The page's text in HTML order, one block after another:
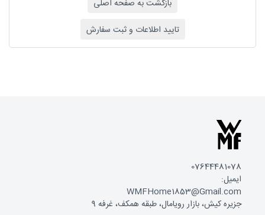
07644481078
ایمیل:
WMFHome1853@Gmail.com
جزیره کیش، بازار رویامال، طبقه همکف، غرفه 9